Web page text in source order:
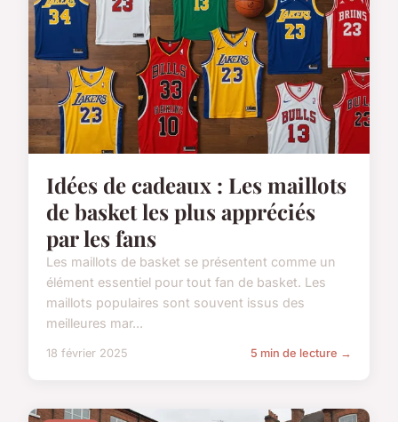
Idées de cadeaux : Les maillots
de basket les plus appréciés
par les fans
Les maillots de basket se présentent comme un
élément essentiel pour tout fan de basket. Les
maillots populaires sont souvent issus des
meilleures mar...
18 février 2025 5 min de lecture →